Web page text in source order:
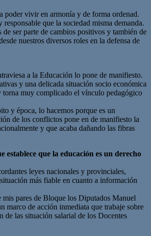
poder vivir en armonía y de forma ordenad.
que la sociedad misma demanda.
ser parte de cambios positivos y también de
nuestros diversos roles en la defensa de
a la Educación lo pone de manifiesto.
y una delicada situación socio económica
torna muy complicado el vínculo pedagógico
y época, lo hacemos porque es un
de los conflictos pone en de manifiesto la
y que acaba dañando las fibras
que la educación es un derecho
leyes nacionales y provinciales,
más fiable en cuanto a información
pares de Bloque los Diputados Manuel
marco de acción inmediata que trabaje sobre
las situación salarial de los Docentes